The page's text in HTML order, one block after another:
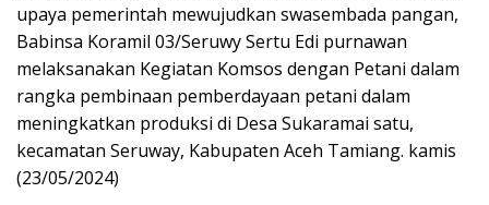
upaya pemerintah mewujudkan swasembada pangan,
Babinsa Koramil 03/Seruwy Sertu Edi purnawan
melaksanakan Kegiatan Komsos dengan Petani dalam
rangka pembinaan pemberdayaan petani dalam
meningkatkan produksi di Desa Sukaramai satu,
kecamatan Seruway, Kabupaten Aceh Tamiang. kamis
(23/05/2024)